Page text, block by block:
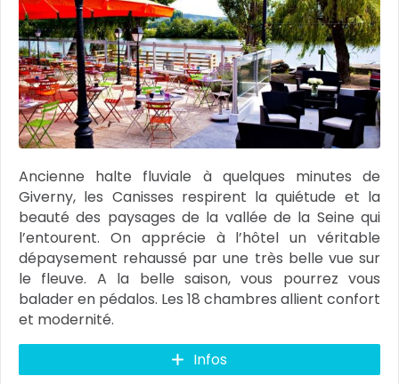
Ancienne halte fluviale à quelques minutes de
Giverny, les Canisses respirent la quiétude et la
beauté des paysages de la vallée de la Seine qui
l’entourent. On apprécie à l’hôtel un véritable
dépaysement rehaussé par une très belle vue sur
le fleuve. A la belle saison, vous pourrez vous
balader en pédalos. Les 18 chambres allient confort
et modernité.
Infos